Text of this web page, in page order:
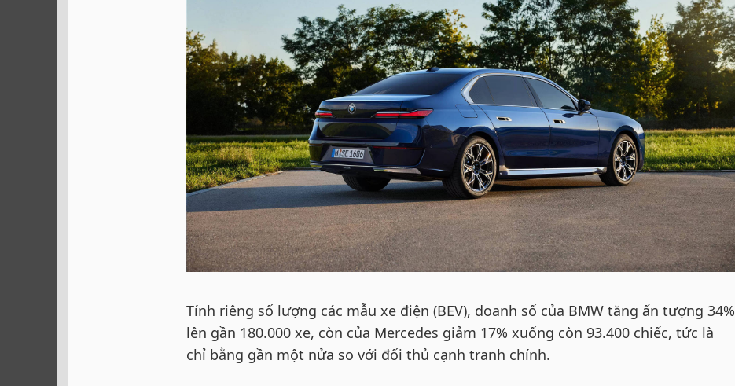
Tính riêng số lượng các mẫu xe điện (BEV), doanh số của BMW tăng ấn tượng 34%
lên gần 180.000 xe, còn của Mercedes giảm 17% xuống còn 93.400 chiếc, tức là
chỉ bằng gần một nửa so với đối thủ cạnh tranh chính.